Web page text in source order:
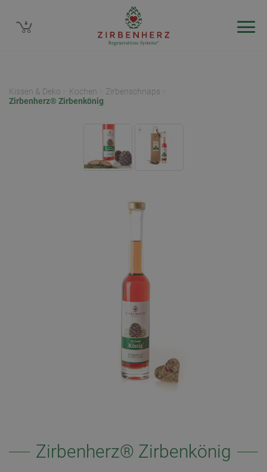
Kissen & Deko Kochen Zirbenschnaps
Zirbenherz® Zirbenkönig
Zirbenherz® Zirbenkönig
Nachricht